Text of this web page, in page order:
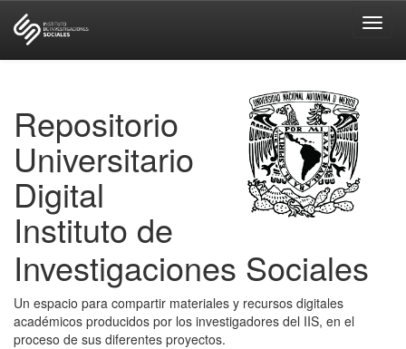
Repositorio
Universitario
Digital
Instituto de
Investigaciones Sociales
Un espacio para compartir materiales y recursos digitales
académicos producidos por los investigadores del IIS, en el
proceso de sus diferentes proyectos.